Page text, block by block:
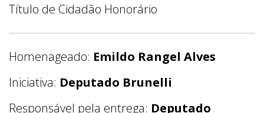
Título de Cidadão Honorário
Homenageado: Emildo Rangel Alves
Iniciativa: Deputado Brunelli
Responsável pela entrega: Deputado